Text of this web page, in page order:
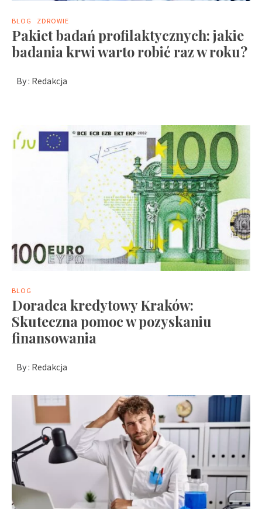
BLOG ZDROWIE
Pakiet badań profilaktycznych: jakie
badania krwi warto robić raz w roku?
By : Redakcja
BLOG
Doradca kredytowy Kraków:
Skuteczna pomoc w pozyskaniu
finansowania
By : Redakcja